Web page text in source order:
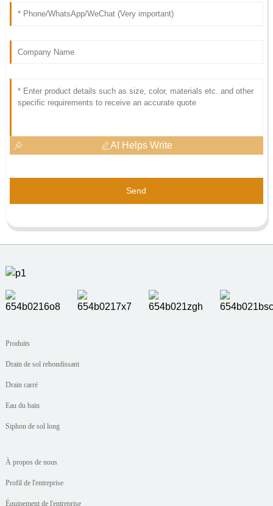
AI Helps Write
Send
Produits
Drain de sol rebondissant
Drain carré
Eau du bain
Siphon de sol long
À propos de nous
Profil de l'entreprise
Équipement de l'entreprise